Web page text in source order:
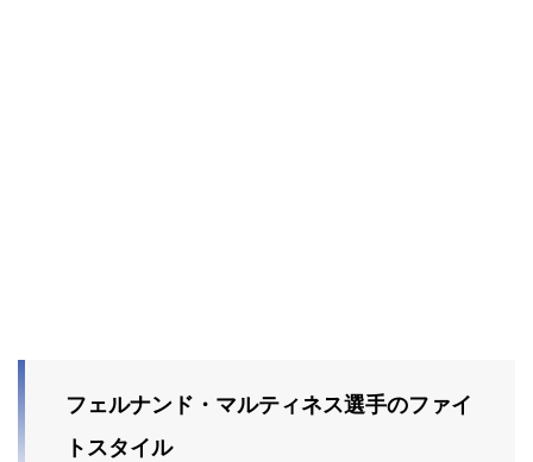
フェルナンド・マルティネス選手のファイ
トスタイル